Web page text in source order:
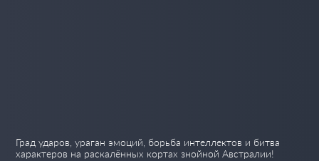
Град ударов, ураган эмоций, борьба интеллектов и битва
характеров на раскалённых кортах знойной Австралии!